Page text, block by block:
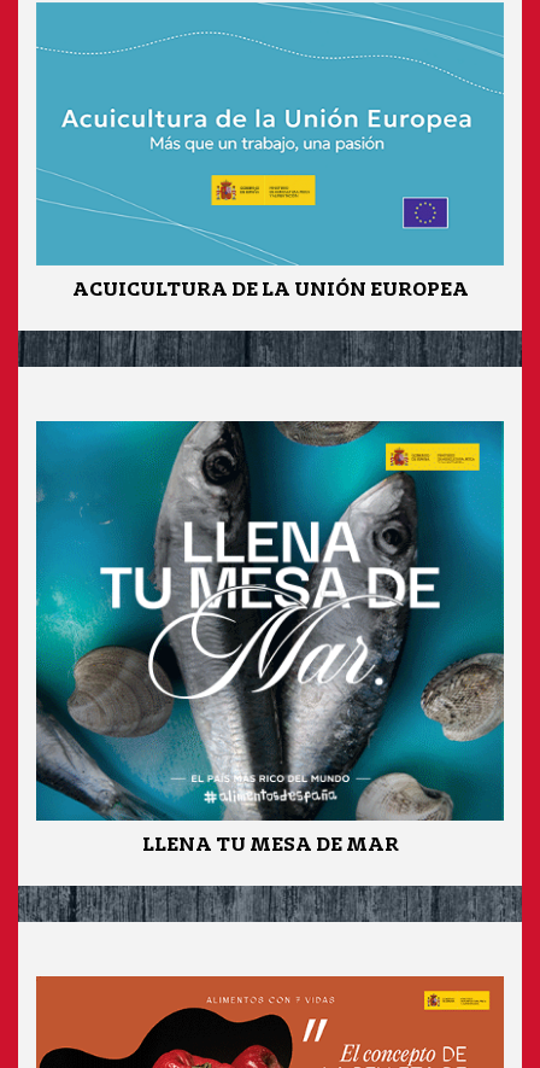
ACUICULTURA DE LA UNIÓN EUROPEA
LLENA TU MESA DE MAR